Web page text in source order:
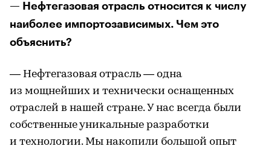
— Нефтегазовая отрасль относится к числу
наиболее импортозависимых. Чем это
объяснить?
— Нефтегазовая отрасль — одна
из мощнейших и технически оснащенных
отраслей в нашей стране. У нас всегда были
собственные уникальные разработки
и технологии. Мы накопили большой опыт